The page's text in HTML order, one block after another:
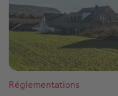
Réglementations